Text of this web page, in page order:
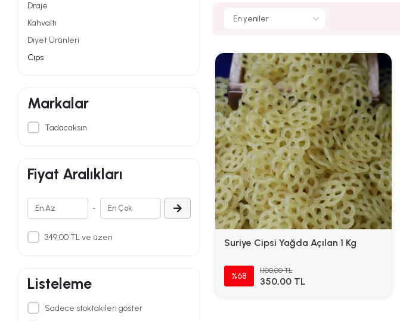
Draje
Kahvaltı
Diyet Ürünleri
Cips
Markalar
Tadacaksın
Fiyat Aralıkları
-
349,00 TL ve üzeri
Listeleme
Sadece stoktakileri göster
Suriye Cipsi Yağda Açılan 1 Kg
%68
1.100,00 TL
350,00 TL